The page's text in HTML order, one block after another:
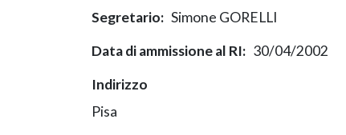
Segretario
Simone GORELLI
Data di ammissione al RI
30/04/2002
Indirizzo
Pisa